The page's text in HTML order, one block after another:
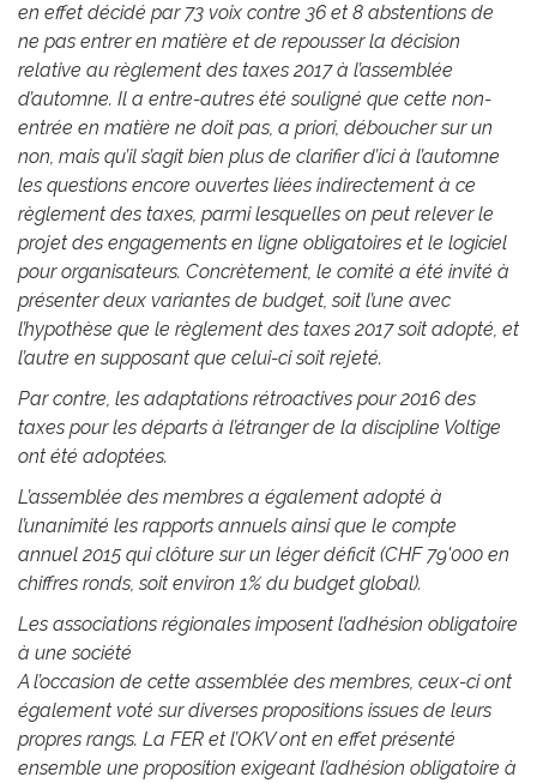
en effet décidé par 73 voix contre 36 et 8 abstentions de
ne pas entrer en matière et de repousser la décision
relative au règlement des taxes 2017 à l’assemblée
d’automne. Il a entre-autres été souligné que cette non-
entrée en matière ne doit pas, a priori, déboucher sur un
non, mais qu’il s’agit bien plus de clarifier d’ici à l’automne
les questions encore ouvertes liées indirectement à ce
règlement des taxes, parmi lesquelles on peut relever le
projet des engagements en ligne obligatoires et le logiciel
pour organisateurs. Concrètement, le comité a été invité à
présenter deux variantes de budget, soit l’une avec
l’hypothèse que le règlement des taxes 2017 soit adopté, et
l’autre en supposant que celui-ci soit rejeté.
Par contre, les adaptations rétroactives pour 2016 des
taxes pour les départs à l’étranger de la discipline Voltige
ont été adoptées.
L’assemblée des membres a également adopté à
l’unanimité les rapports annuels ainsi que le compte
annuel 2015 qui clôture sur un léger déficit (CHF 79'000 en
chiffres ronds, soit environ 1% du budget global).
Les associations régionales imposent l’adhésion obligatoire
à une société
A l’occasion de cette assemblée des membres, ceux-ci ont
également voté sur diverses propositions issues de leurs
propres rangs. La FER et l’OKV ont en effet présenté
ensemble une proposition exigeant l’adhésion obligatoire à